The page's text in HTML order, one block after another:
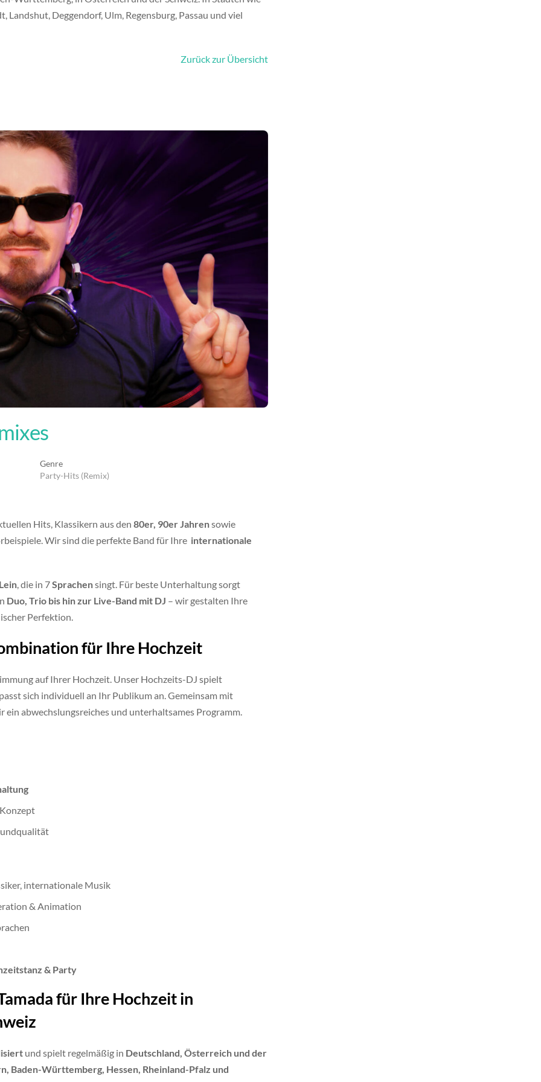
Deggendorf, Ulm, Regensburg, Passau und viel
Zurück zur Übersicht
Genre
Party-Hits (Remix)
Hits, Klassikern aus den 80er, 90er Jahrensowie
Wir sind die perfekte Band für Ihre internationale
, die in 7Sprachensingt. Für beste Unterhaltung sorgt
Duo, Trio bis hin zur Live-Band mit DJ – wir gestalten Ihre
Perfektion.
für Ihre Hochzeit
auf Ihrer Hochzeit. Unser Hochzeits-DJ spielt
sich individuell an Ihr Publikum an. Gemeinsam mit
abwechslungsreiches und unterhaltsames Programm.
internationale Musik
& Animation
& Party
für Ihre Hochzeit in
und spielt regelmäßig in Deutschland, Österreich und der
Baden-Württemberg, Hessen, Rheinland-Pfalz und